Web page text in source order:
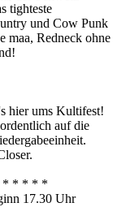
tighteste
und Cow Punk
maa, Redneck ohne
hier ums Kultifest!
auf die
* * * *
17.30 Uhr